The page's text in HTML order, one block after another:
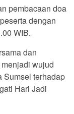
pembacaan doa
dengan
WIB.
dan
wujud
Sumsel terhadap
Hari Jadi